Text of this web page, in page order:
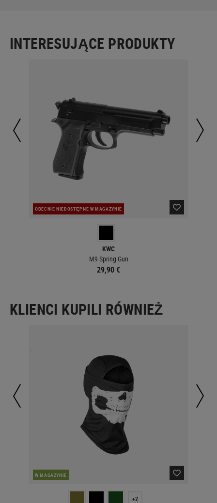
INTERESUJĄCE PRODUKTY
OBECNIE NIEDOSTĘPNE W MAGAZYNIE
KWC
M9 Spring Gun
29,90 €
KLIENCI KUPILI RÓWNIEŻ
W MAGAZYNIE
+2